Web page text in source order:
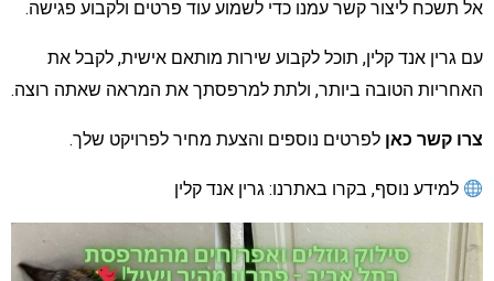
תשכח ליצור קשר עמנו כדי לשמוע עוד פרטים ולקבוע פגישה.
גרין אנד קלין, תוכל לקבוע שירות מותאם אישית, לקבל את
הטובה ביותר, ולתת למרפסתך את המראה שאתה רוצה.
קשר כאןלפרטים נוספים והצעת מחיר לפרויקט שלך.
למידע נוסף, בקרו באתרנו: גרין אנד קלין